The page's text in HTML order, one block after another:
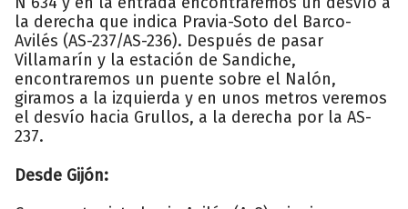
la derecha que indica Pravia-Soto del Barco-
Avilés (AS-237/AS-236). Después de pasar
Villamarín y la estación de Sandiche,
encontraremos un puente sobre el Nalón,
giramos a la izquierda y en unos metros veremos
el desvío hacia Grullos, a la derecha por la AS-
237.
Desde Gijón: